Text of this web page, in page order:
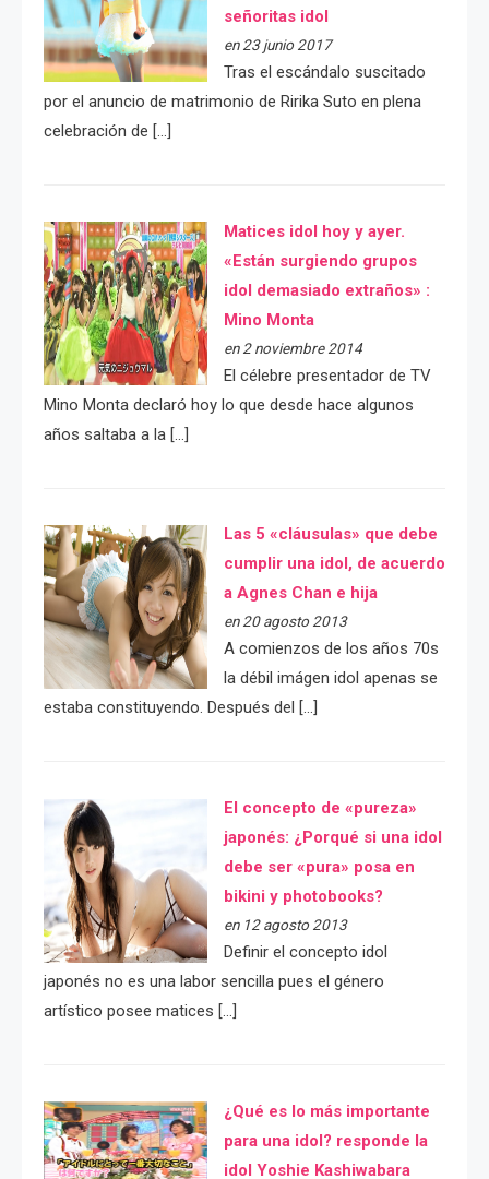
señoritas idol
en 23 junio 2017
Tras el escándalo suscitado
por el anuncio de matrimonio de Ririka Suto en plena
celebración de […]
Matices idol hoy y ayer.
«Están surgiendo grupos
idol demasiado extraños» :
Mino Monta
en 2 noviembre 2014
El célebre presentador de TV
Mino Monta declaró hoy lo que desde hace algunos
años saltaba a la […]
Las 5 «cláusulas» que debe
cumplir una idol, de acuerdo
a Agnes Chan e hija
en 20 agosto 2013
A comienzos de los años 70s
la débil imágen idol apenas se
estaba constituyendo. Después del […]
El concepto de «pureza»
japonés: ¿Porqué si una idol
debe ser «pura» posa en
bikini y photobooks?
en 12 agosto 2013
Definir el concepto idol
japonés no es una labor sencilla pues el género
artístico posee matices […]
¿Qué es lo más importante
para una idol? responde la
idol Yoshie Kashiwabara